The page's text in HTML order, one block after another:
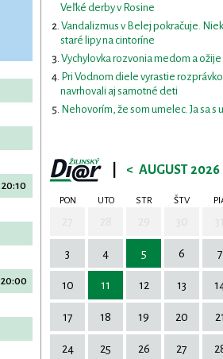
20:10
20:00
Veľké derby v Rosine
Vandalizmus v Belej pokračuje.
staré lipy na cintoríne
Vychylovka rozvonia medom a
Pri Vodnom diele vyrastie
navrhovali aj samotné deti
Nehovorím, že som umelec. Ja sa s
< AUGUST 2026
PON UTO STR ŠTV
3 4 5 6 7
10 11 12 13
17 18 19 20 21
24 25 26 27